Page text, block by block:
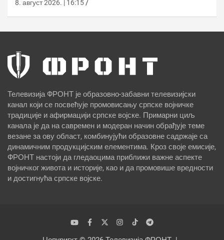
8. август 2026. | 16:15
Телевизија ФРОНТ је образовно-забавни телевизијски
канал који се посвећује промовисању српске војничке
традиције и афирмацији српске војске. Примарни циљ
канала је да на савремен и модеран начин обрађује теме
везане за ову област, комбинујући образовне садржаје са
динамичним продукцијским елементима. Кроз своје емисије,
ФРОНТ настоји да гледаоцима приближи важне аспекте
војничког живота и историје, као и да промовише вредности
и достигнућа српске војске.